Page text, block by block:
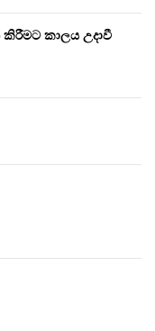
කාලය උදාවී